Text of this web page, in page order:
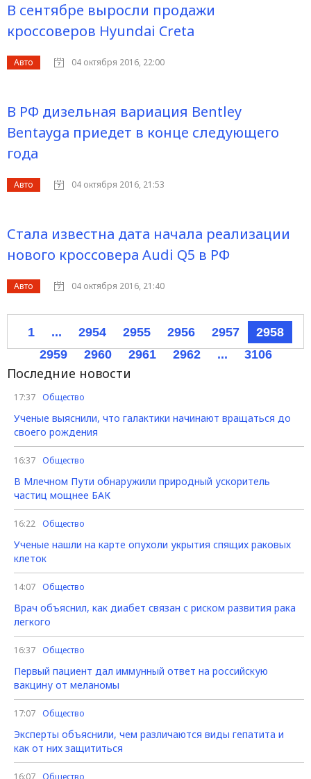
В сентябре выросли продажи
кроссоверов Hyundai Creta
Авто 04 октября 2016, 22:00
В РФ дизельная вариация Bentley
Bentayga приедет в конце следующего
года
Авто 04 октября 2016, 21:53
Стала известна дата начала реализации
нового кроссовера Audi Q5 в РФ
Авто 04 октября 2016, 21:40
1 ... 2954 2955 2956 2957
2958
2959
2960 2961 2962 ... 3106
Последние новости
17:37 Общество
Ученые выяснили, что галактики начинают вращаться до
своего рождения
16:37 Общество
В Млечном Пути обнаружили природный ускоритель
частиц мощнее БАК
16:22 Общество
Ученые нашли на карте опухоли укрытия спящих раковых
клеток
14:07 Общество
Врач объяснил, как диабет связан с риском развития рака
легкого
16:37 Общество
Первый пациент дал иммунный ответ на российскую
вакцину от меланомы
17:07 Общество
Эксперты объяснили, чем различаются виды гепатита и
как от них защититься
16:07 Общество